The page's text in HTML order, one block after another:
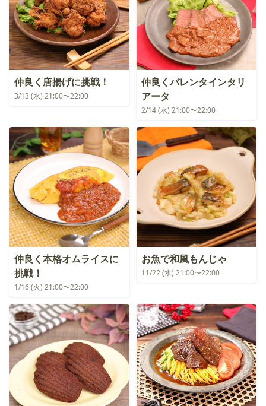
仲良く唐揚げに挑戦！
3/13 (水) 21:00〜22:00
仲良くバレンタインタリ
アータ
2/14 (水) 21:00〜22:00
仲良く本格オムライスに
挑戦！
1/16 (火) 21:00〜22:00
お魚で和風もんじゃ
11/22 (水) 21:00〜22:00